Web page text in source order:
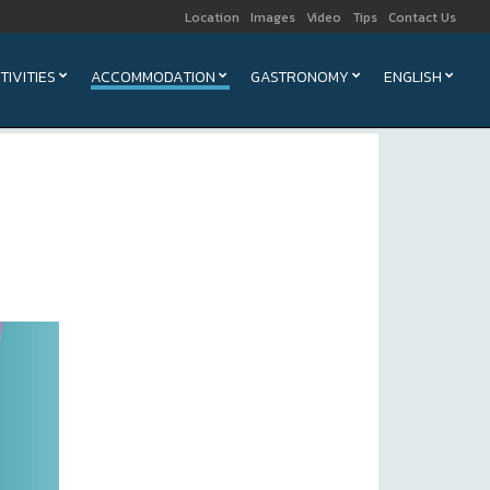
Location Images Video Tips Contact Us
ACCOMMODATION GASTRONOMY ENGLISH